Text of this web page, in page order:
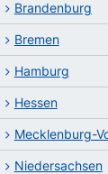
Brandenburg
Bremen
Hamburg
Hessen
Mecklenburg-
Niedersachsen